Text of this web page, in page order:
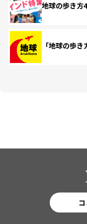
地球の歩き方
「地球の歩